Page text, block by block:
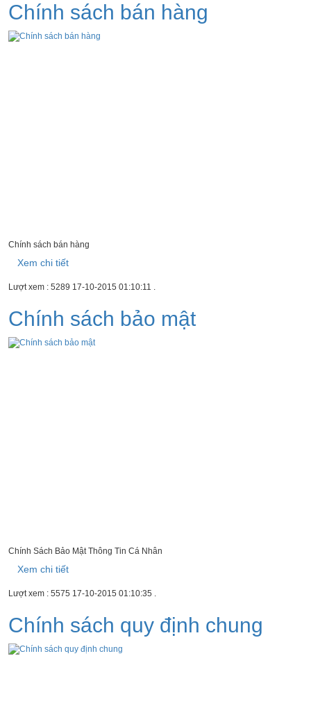
Chính sách bán hàng
Chính sách bán hàng
Xem chi tiết
Lượt xem : 5289 17-10-2015 01:10:11 .
Chính sách bảo mật
Chính Sách Bảo Mật Thông Tin Cá Nhân
Xem chi tiết
Lượt xem : 5575 17-10-2015 01:10:35 .
Chính sách quy định chung